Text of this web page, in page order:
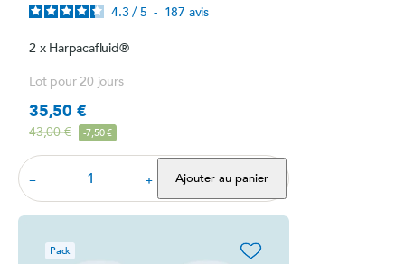
4.3 / 5 - 187 avis
2 x Harpacafluid®
Lot pour 20 jours
Prix
35,50 €
Prix de base
43,00 € -7,50 €
− + Ajouter au panier
Pack favorite_border